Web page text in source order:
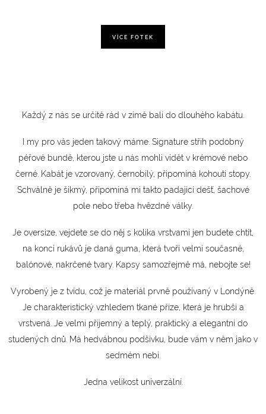
VÍCE FOTEK
Každý z nás se určitě rád v zimě balí do dlouhého kabátu.
I my pro vás jeden takový máme. Signature střih podobný
péřové bundě, kterou jste u nás mohli vidět v krémové nebo
černé. Kabát je vzorovaný, černobílý, připomíná kohoutí stopy.
Schválně je šikmý, připomíná mi takto padající dešť, šachové
pole nebo třeba hvězdné války.
Je oversize, vejdete se do něj s kolika vrstvami jen budete chtít,
na konci rukávů je daná guma, která tvoří velmi současné,
balónové, nakrčené tvary. Kapsy samozřejmě má, nebojte se!
Vyrobený je z tvídu, což je materiál prvně používaný v Londýně.
Je charakteristický vzhledem tkané příze, která je hrubši a
vrstvená. Je velmi příjemný a teplý, praktický a elegantní do
studených dnů. Má hedvábnou podšívku, bude vám v něm jako v
sedmém nebi.
Jedna velikost univerzální.